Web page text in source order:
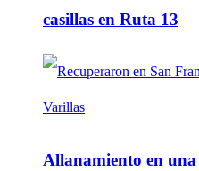
casillas en Ruta 13
Allanamiento en